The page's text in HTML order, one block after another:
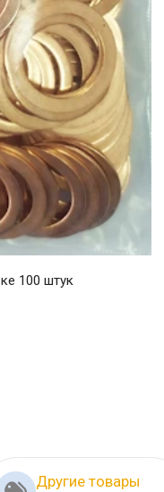
100 штук
Другие товары